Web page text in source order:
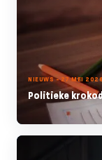
NIEUWS - 27 MEI
Politieke